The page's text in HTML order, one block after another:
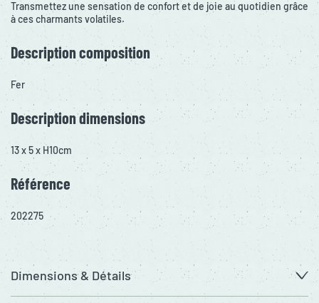
Transmettez une sensation de confort et de joie au quotidien grâce
à ces charmants volatiles.
Description composition
Fer
Description dimensions
13 x 5 x H10cm
Référence
202275
Dimensions & Détails